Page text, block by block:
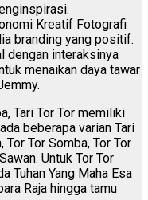
Kreatif Fotografi
branding yang positif.
dengan interaksinya
menaikan daya tawar
Tari Tor Tor memiliki
beberapa varian Tari
Tor Somba, Tor Tor
Untuk Tor Tor
Tuhan Yang Maha Esa
Raja hingga tamu